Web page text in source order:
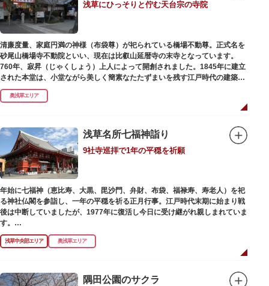
浅草にひっそりと佇む天台宗の寺院
清廉度量、家庭円満の神様（布袋尊）が祀られている橋場不動尊。正式名を
砂尾山橋場寺不動院といい、現在は比叡山延暦寺の末寺となっています。
760年、寂昇（じゃくしょう）上人によって開創されました。1845年に建立
された本堂は、小堂ながら美しく簡素なたたずまいを残す江戸時代の建築様
式です。明治の大火、関東大震災、第二次大戦の戦災でも周辺を災禍から守
ったことから「火伏せの不動尊」とも呼ばれています。
の昔、すぐ近くを流れる隅田川を往来して参拝する人の目印となったのがこ
の銀杏で、今なおそのパワーを授かりに来る人も多いそうです。
また、江戸時代から伝わる布袋尊像が祀られています。その姿は肩に袋がな
くお腹が袋代わりの形をしている珍しいもので、古くから庶民に尊信されて
います。（御開帳期間 1月1日～7日）
奥浅草エリア
浅草名所七福神詣り
9社寺巡拝で1年の平穏を祈願
年始に七福神（恵比寿、大黒、毘沙門、弁財、布袋、福禄寿、寿老人）を祀
る神社仏閣を参詣し、一年の平穏を祈る正月行事。江戸時代末期に始まり戦
後は中断していましたが、1977年に復活し今日に受け継がれ親しまれていま
す。
浅草名所七福神の特徴は福禄寿、寿老人が2社ずつあり、巡る社寺が9ヶ所あ
るところ。九は数の究み、鳩と言う字にも使われていて、鳩は「集まる」と
絵馬をつけ、色紙・福絵に御朱印をいただきながら巡拝しましょう。
浅草中央部エリア 奥浅草エリア
隅田公園のサクラ